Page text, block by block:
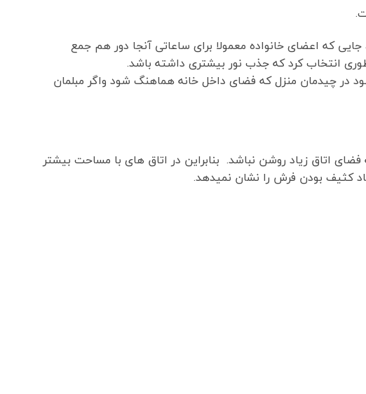
که اعضای خانواده معمولا برای ساعاتی آنجا دور هم جمع
انتخاب کرد که جذب نور بیشتری داشته باشد.
در چیدمان منزل که فضای داخل خانه هماهنگ شود واگر مبلمان
اتاق زیاد روشن نباشد. بنابراین در اتاق های با مساحت بیشتر
کثیف بودن فرش را نشان نمیدهد.